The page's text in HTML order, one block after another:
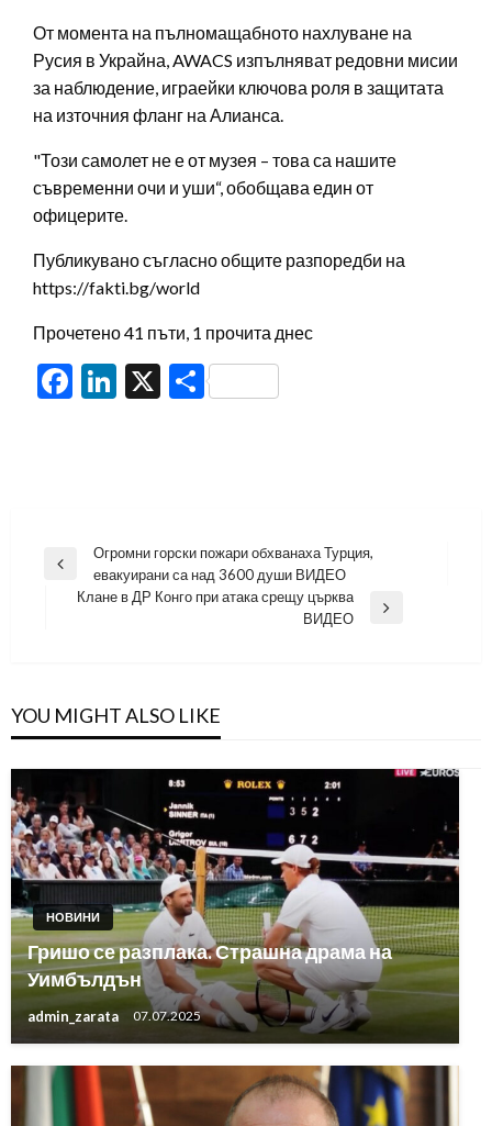
От момента на пълномащабното нахлуване на
Русия в Украйна, AWACS изпълняват редовни мисии
за наблюдение, играейки ключова роля в защитата
на източния фланг на Алианса.
"Този самолет не е от музея – това са нашите
съвременни очи и уши“, обобщава един от
офицерите.
Публикувано съгласно общите разпоредби на
https://fakti.bg/world
Прочетено 41 пъти, 1 прочита днес
Facebook
LinkedIn
X Share
Навигация
Previous
Огромни горски пожари обхванаха Турция,
евакуирани са над 3600 души ВИДЕО
Клане в ДР Конго при атака срещу църква
ВИДЕО
YOU MIGHT ALSO LIKE
НОВИНИ
Гришо се разплака. Страшна драма на
Уимбълдън
admin_zarata 07.07.2025